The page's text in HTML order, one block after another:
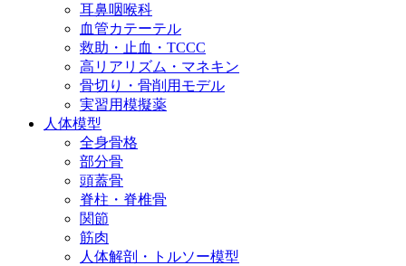
耳鼻咽喉科
血管カテーテル
救助・止血・TCCC
高リアリズム・マネキン
骨切り・骨削用モデル
実習用模擬薬
人体模型
全身骨格
部分骨
頭蓋骨
脊柱・脊椎骨
関節
筋肉
人体解剖・トルソー模型